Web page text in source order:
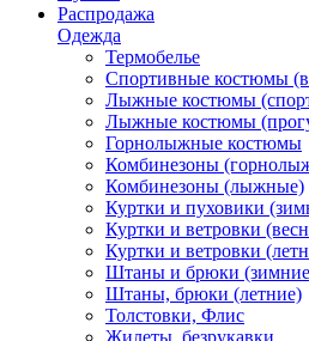
Распродажа
Одежда
Термобелье
Спортивные костюмы
Лыжные костюмы
Лыжные костюмы
Горнолыжные костюмы
Комбинезоны
Комбинезоны (лыжные)
Куртки и пуховики
Куртки и ветровки
Куртки и ветровки
Штаны и брюки
Штаны, брюки (летние)
Толстовки, Флис
Жилеты, безрукавки